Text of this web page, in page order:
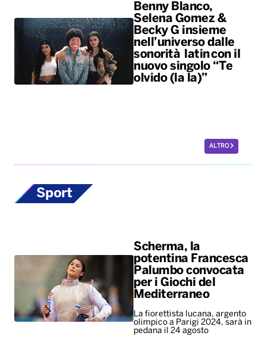
Benny Blanco,
Selena Gomez &
Becky G insieme
nell’universo dalle
sonorità latin con il
nuovo singolo “Te
olvido (la la)”
ALTRO
Sport
Scherma, la
potentina Francesca
Palumbo convocata
per i Giochi del
Mediterraneo
La fiorettista lucana, argento
olimpico a Parigi 2024, sarà in
pedana il 24 agosto